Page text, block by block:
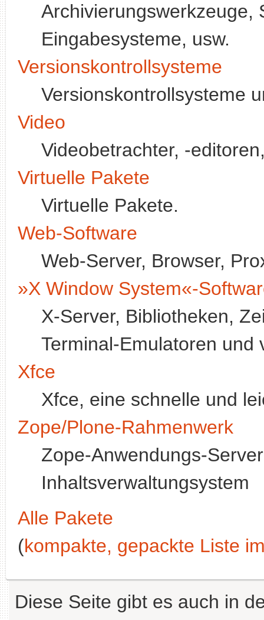
Archivierungswerkzeuge,
Eingabesysteme, usw.
Versionskontrollsysteme
Versionskontrollsysteme
Video
Videobetrachter, -
Virtuelle Pakete
Virtuelle Pakete.
Web-Software
Web-Server, Browser,
»X Window System«-
X-Server, Bibliotheken,
Terminal-Emulatoren und
Xfce
Xfce, eine schnelle und
Zope/Plone-Rahmenwerk
Zope-Anwendungs-
Inhaltsverwaltungsystem
Alle Pakete
(kompakte, gepackte Liste
Diese Seite gibt es auch in